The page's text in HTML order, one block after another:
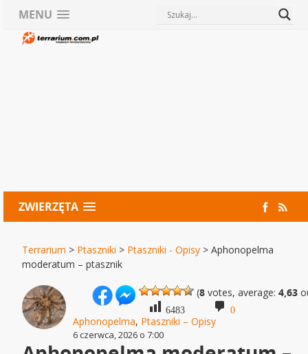
MENU
ZWIERZĘTA
Terrarium > Ptaszniki > Ptaszniki - Opisy >Aphonopelma
moderatum – ptasznik
(8 votes, average:4,63
6483 0
Aphonopelma, Ptaszniki – Opisy
6 czerwca, 2026 o 7:00